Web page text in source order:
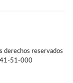
derechos reservados
41-51-000